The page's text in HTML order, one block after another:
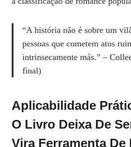
“A história não é sobre um
pessoas que cometem atos
intrinsecamente más.” –
final)
Aplicabilidade
O Livro Deixa De
Vira Ferramenta De